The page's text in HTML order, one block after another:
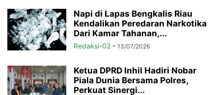
Napi di Lapas Bengkalis Riau
Kendalikan Peredaran Narkotika
Dari Kamar Tahanan,...
Redaksi-02 - 13/07/2026
Ketua DPRD Inhil Hadiri Nobar
Piala Dunia Bersama Polres,
Perkuat Sinergi...